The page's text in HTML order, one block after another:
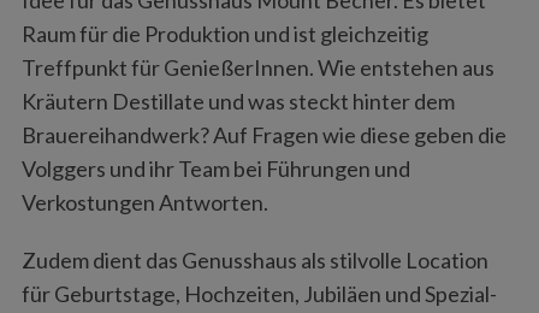
Raum für die Produktion und ist gleichzeitig
Treffpunkt für GenießerInnen. Wie entstehen aus
Kräutern Destillate und was steckt hinter dem
Brauereihandwerk? Auf Fragen wie diese geben die
Volggers und ihr Team bei Führungen und
Verkostungen Antworten.
Zudem dient das Genusshaus als stilvolle Location
für Geburtstage, Hochzeiten, Jubiläen und Spezial-
h
f
o